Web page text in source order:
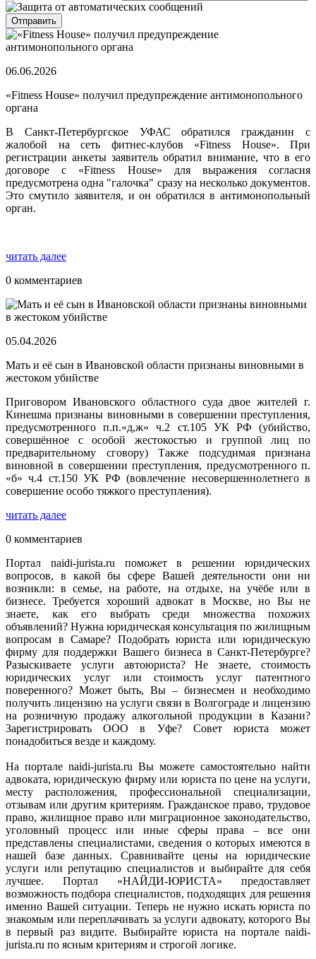
06.06.2026
«Fitness House» получил предупреждение антимонопольного
органа
В Санкт-Петербургское УФАС обратился гражданин с
жалобой на сеть фитнес-клубов «Fitness House». При
регистрации анкеты заявитель обратил внимание, что в его
договоре с «Fitness House» для выражения согласия
предусмотрена одна "галочка" сразу на несколько документов.
Это смутило заявителя, и он обратился в антимонопольный
орган.
читать далее
0 комментариев
05.04.2026
Мать и её сын в Ивановской области признаны виновными в
жестоком убийстве
Приговором Ивановского областного суда двое жителей г.
Кинешма признаны виновными в совершении преступления,
предусмотренного п.п.«д,ж» ч.2 ст.105 УК РФ (убийство,
совершённое с особой жестокостью и группой лиц по
предварительному сговору) Также подсудимая признана
виновной в совершении преступления, предусмотренного п.
«б» ч.4 ст.150 УК РФ (вовлечение несовершеннолетнего в
совершение особо тяжкого преступления).
читать далее
0 комментариев
Портал naidi-jurista.ru поможет в решении юридических
вопросов, в какой бы сфере Вашей деятельности они ни
возникли: в семье, на работе, на отдыхе, на учёбе или в
бизнесе. Требуется хороший адвокат в Москве, но Вы не
знаете, как его выбрать среди множества похожих
объявлений? Нужна юридическая консультация по жилищным
вопросам в Самаре? Подобрать юриста или юридическую
фирму для поддержки Вашего бизнеса в Санкт-Петербурге?
Разыскиваете услуги автоюриста? Не знаете, стоимость
юридических услуг или стоимость услуг патентного
поверенного? Может быть, Вы – бизнесмен и необходимо
получить лицензию на услуги связи в Волгограде и лицензию
на розничную продажу алкогольной продукции в Казани?
Зарегистрировать ООО в Уфе? Совет юриста может
понадобиться везде и каждому.
На портале naidi-jurista.ru Вы можете самостоятельно найти
адвоката, юридическую фирму или юриста по цене на услуги,
месту расположения, профессиональной специализации,
отзывам или другим критериям. Гражданское право, трудовое
право, жилищное право или миграционное законодательство,
уголовный процесс или иные сферы права – все они
представлены специалистами, сведения о которых имеются в
нашей базе данных. Сравнивайте цены на юридические
услуги или репутацию специалистов и выбирайте для себя
лучшее. Портал «НАЙДИ-ЮРИСТА» предоставляет
возможность подбора специалистов, подходящих для решения
именно Вашей ситуации. Теперь не нужно искать юриста по
знакомым или переплачивать за услуги адвокату, которого Вы
в первый раз видите. Выбирайте юриста на портале naidi-
jurista.ru по ясным критериям и строгой логике.